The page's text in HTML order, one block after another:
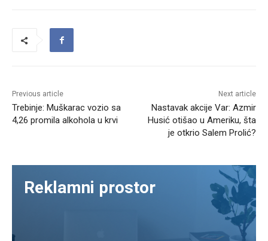
Previous article
Trebinje: Muškarac vozio sa
4,26 promila alkohola u krvi
Next article
Nastavak akcije Var: Azmir
Husić otišao u Ameriku, šta
je otkrio Salem Prolić?
Reklamni prostor